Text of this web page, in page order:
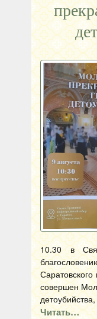
10.30 в
совершен
Читать…